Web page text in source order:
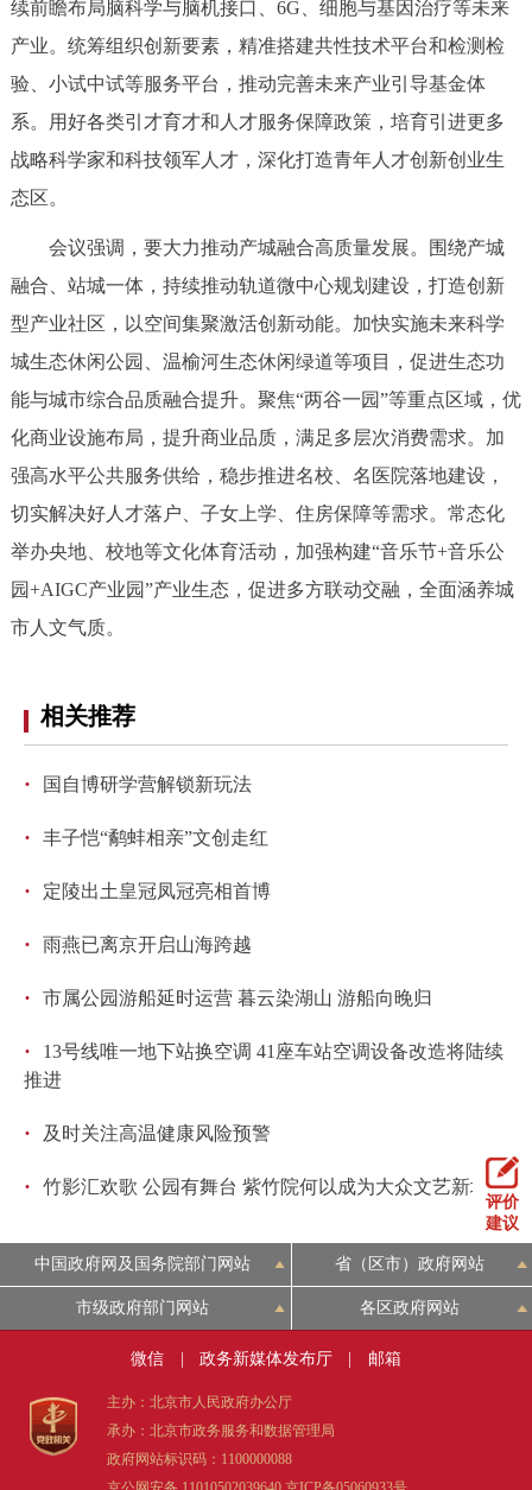
续前瞻布局脑科学与脑机接口、6G、细胞与基因治疗等未来
产业。统筹组织创新要素，精准搭建共性技术平台和检测检
验、小试中试等服务平台，推动完善未来产业引导基金体
系。用好各类引才育才和人才服务保障政策，培育引进更多
战略科学家和科技领军人才，深化打造青年人才创新创业生
态区。
会议强调，要大力推动产城融合高质量发展。围绕产城
融合、站城一体，持续推动轨道微中心规划建设，打造创新
型产业社区，以空间集聚激活创新动能。加快实施未来科学
城生态休闲公园、温榆河生态休闲绿道等项目，促进生态功
能与城市综合品质融合提升。聚焦“两谷一园”等重点区域，优
化商业设施布局，提升商业品质，满足多层次消费需求。加
强高水平公共服务供给，稳步推进名校、名医院落地建设，
切实解决好人才落户、子女上学、住房保障等需求。常态化
举办央地、校地等文化体育活动，加强构建“音乐节+音乐公
园+AIGC产业园”产业生态，促进多方联动交融，全面涵养城
市人文气质。
相关推荐
· 国自博研学营解锁新玩法
· 丰子恺“鹬蚌相亲”文创走红
· 定陵出土皇冠凤冠亮相首博
· 雨燕已离京开启山海跨越
· 市属公园游船延时运营 暮云染湖山 游船向晚归
·
13号线唯一地下站换空调 41座车站空调设备改造将陆续
推进
· 及时关注高温健康风险预警
· 竹影汇欢歌 公园有舞台 紫竹院何以成为大众文艺新地标
评价
建议
中国政府网及国务院部门网站 省（区市）政府网站
市级政府部门网站 各区政府网站
微信 政务新媒体发布厅 邮箱
主办：北京市人民政府办公厅
承办：北京市政务服务和数据管理局
政府网站标识码：1100000088